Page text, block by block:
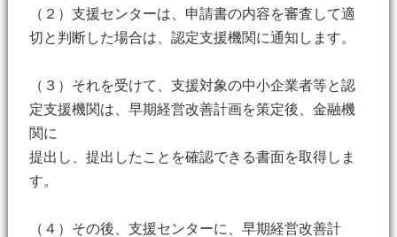
（２）支援センターは、申請書の内容を審査して適
切と判断した場合は、認定支援機関に通知します。
（３）それを受けて、支援対象の中小企業者等と認
定支援機関は、早期経営改善計画を策定後、金融機
関に
提出し、提出したことを確認できる書面を取得しま
す。
（４）その後、支援センターに、早期経営改善計